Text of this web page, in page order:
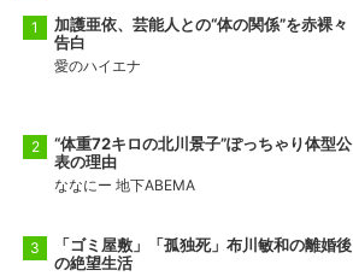
加護亜依、芸能人との“体の関係”を赤裸々
告白
愛のハイエナ
“体重72キロの北川景子”ぽっちゃり体型公
表の理由
ななにー 地下ABEMA
「ゴミ屋敷」「孤独死」布川敏和の離婚後
の絶望生活